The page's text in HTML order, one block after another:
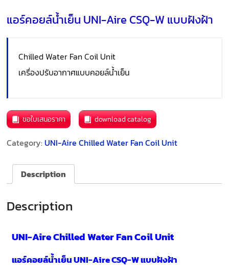
แอร์คอยล์น้ำเย็น UNI-Aire CSQ-W แบบฝังฝ้า
Chilled Water Fan Coil Unit
เครื่องปรับอากาศแบบคอยล์น้ำเย็น
ขอใบเสนอราคา download catalog
Category: UNI-Aire Chilled Water Fan Coil Unit
Description
Description
UNI-Aire Chilled Water Fan Coil Unit
แอร์คอยล์น้ำเย็น UNI-Aire CSQ-W แบบฝังฝ้า